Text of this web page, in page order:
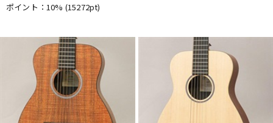
ポイント：10% (15272pt)